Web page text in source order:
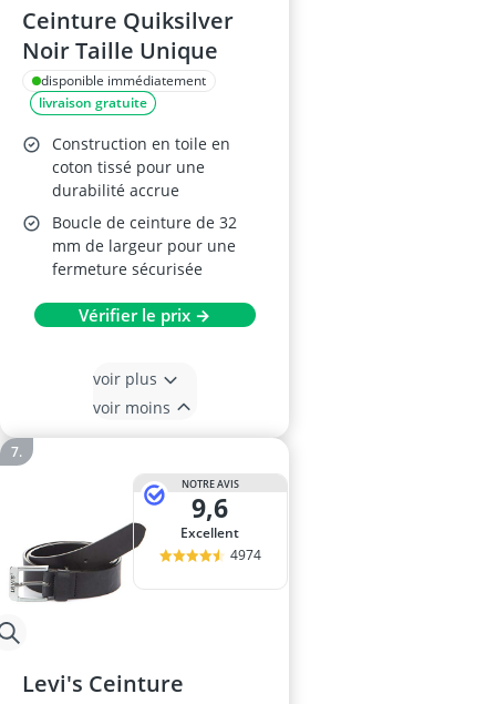
Ceinture Quiksilver
Noir Taille Unique
disponible immédiatement
livraison gratuite
Construction en toile en
coton tissé pour une
durabilité accrue
Boucle de ceinture de 32
mm de largeur pour une
fermeture sécurisée
Vérifier le prix →
voir plus
voir moins
NOTRE AVIS
9,6
Excellent
4974
Levi's Ceinture